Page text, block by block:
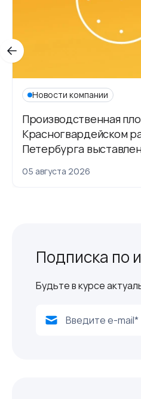
Новости компании
Производственная
Красногвардейском
Петербурга
05 августа 2026
Подписка по
Будьте в курсе